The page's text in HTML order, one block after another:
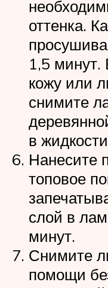
оттенка.
1,5 минут.
кожу или
снимите
в
Нанесите
топовое
слой в
минут.
Снимите
помощи